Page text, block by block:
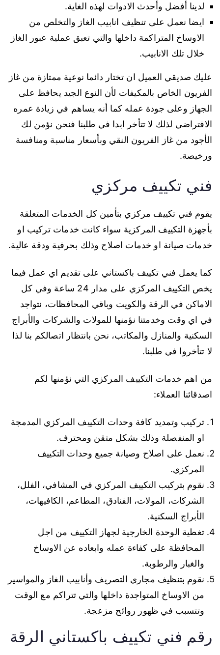
لدينا أفضل وأحدث الادوات لهذه الغاية.
ايضا نعمل على تنظيف انابيب الغاز والتخلص من
الاوساخ المتراكمة داخلها والتي تعبق عملية عبور الغاز
خلال تلك الانابيب.
عليك صديقي العميل ان تختار دائما نوعية ممتازة من غاز
الفريون الخاص بالمكيفات لأن النوع الجيد يحافظ على
الجهاز وعلى جودة عمله كما أنه يساهم في زيادة عمره
الافتراضي لذلك لا تتأخر ابدا في طلبنا فنحن نؤمن لك
الأجود من غاز الفريون النقي وبأسعار مناسبة ومنافسة
ورخيصة.
فني تكييف مركزي
يقوم فني تكييف مركزي بتأمين كل الخدمات المتعلقة
بأجهزة التكييف المركزية سواء كانت خدمات تركيب او
خدمات صيانة او خدمات اصلاح وذلك بحرفية ودقة عالية.
كما يعمل فني تكييف باكستاني على تقديم اي عمل فيما
يخص التكييف المركزي على مدار 24 ساعة وفي كل
الاماكن في الرقة والكويت وباقي المحافظات، نتواجد
في اي وقت وخدمتنا نؤمنها للمولات والشركات والأبراج
السكنية والمنازل والمكاتب، نحن بانتظار اتصالكم بنا لذا
لا تتأخروا في طلبنا.
من اهم خدمات التكييف المركزي التي نؤمنها لكم
اصدقائنا العملاء:
تركيب وتمديد كافة وحدات التكييف المركزي المدمجة
او المنفصلة وذلك بشكل متقن ومحترف.
نعمل على اصلاح وصيانة جميع وحدات التكييف
المركزي.
نقوم بتركيب التكييف المركزي في المشافي، الفلل،
الشركات، المولات، الفنادق، المطاعم، الكافيهات،
الأبراج السكنية.
تغطية الوحدة الخارجية لجهاز التكييف من اجل
المحافظة على كفاءة عمله وابعاده عن الاوساخ
والغبار والرطوبة.
نقوم بتنظيف مجاري التصريف وأنابيب الغاز والمواسير
من الاوساخ المتواجدة داخلها والتي تتراكم مع الوقت
وتتسبب في ظهور روائح مزعجة.
رقم فني تكييف باكستاني الرقة